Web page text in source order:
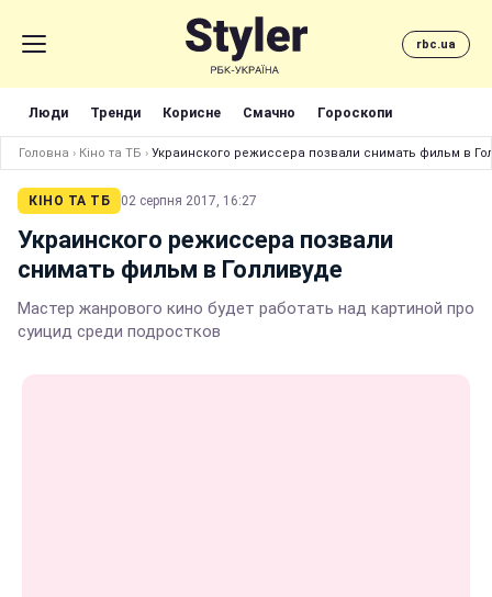
rbc.ua
Люди Тренди Корисне Смачно Гороскопи
Головна › Кіно та ТБ › Украинского режиссера позвали снимать фильм в
КІНО ТА ТБ 02 серпня 2017, 16:27
Украинского режиссера позвали
снимать фильм в Голливуде
Мастер жанрового кино будет работать над картиной про
суицид среди подростков